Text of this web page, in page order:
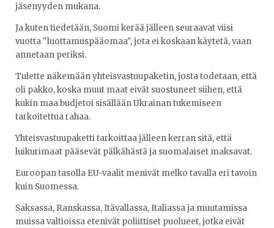
jäsenyyden mukana.
Ja kuten tiedetään, Suomi kerää jälleen seuraavat viisi
vuotta "luottamuspääomaa", jota ei koskaan käytetä, vaan
annetaan periksi.
Tulette näkemään yhteisvastuupaketin, josta todetaan, että
oli pakko, koska muut maat eivät suostuneet siihen, että
kukin maa budjetoi sisällään Ukrainan tukemiseen
tarkoitettua rahaa.
Yhteisvastuupaketti tarkoittaa jälleen kerran sitä, että
luikurimaat pääsevät pälkähästä ja suomalaiset maksavat.
Euroopan tasolla EU-vaalit menivät melko tavalla eri tavoin
kuin Suomessa.
Saksassa, Ranskassa, Itävallassa, Italiassa ja muutamissa
muissa valtioissa etenivät poliittiset puolueet, jotka eivät